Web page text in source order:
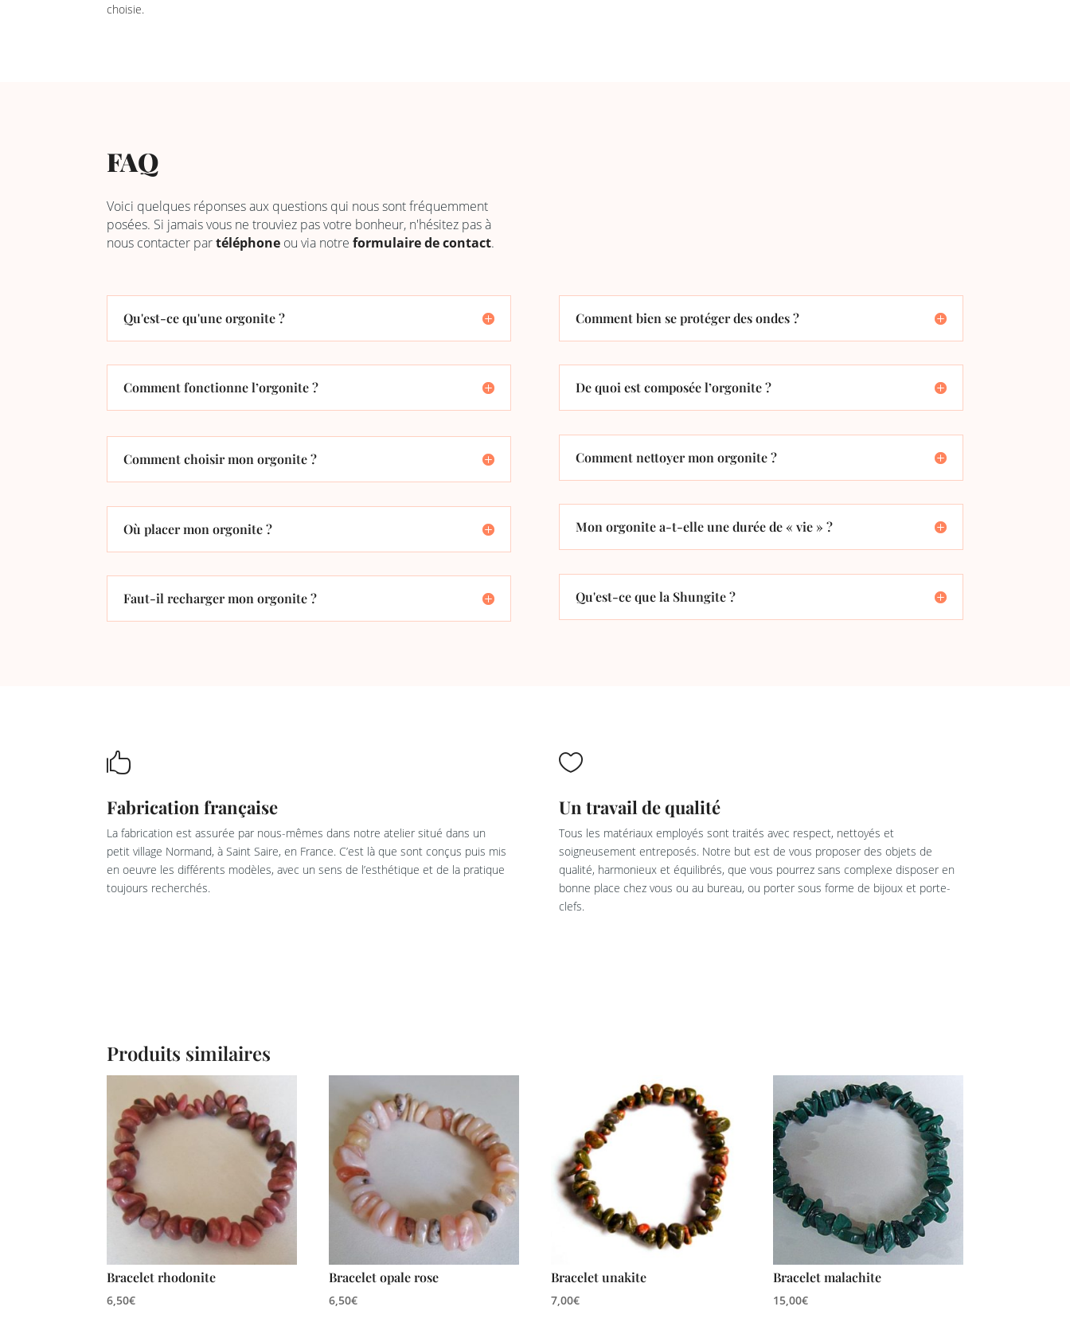
choisie.
FAQ
Voici quelques réponses aux questions qui nous sont fréquemment
posées. Si jamais vous ne trouviez pas votre bonheur, n'hésitez pas à
nous contacter partéléphone ou via notreformulaire de contact.
Qu'est-ce qu'une orgonite ?
Comment fonctionne l’orgonite ?
Comment choisir mon orgonite ?
Où placer mon orgonite ?
Faut-il recharger mon orgonite ?
Comment bien se protéger des ondes ?
De quoi est composée l’orgonite ?
Comment nettoyer mon orgonite ?
Mon orgonite a-t-elle une durée de « vie » ?
Qu'est-ce que la Shungite ?

Fabrication française
La fabrication est assurée par nous-mêmes dans notre atelier situé dans un
petit village Normand, à Saint Saire, en France. C’est là que sont conçus puis mis
en oeuvre les différents modèles, avec un sens de l’esthétique et de la pratique
toujours recherchés.

Un travail de qualité
Tous les matériaux employés sont traités avec respect, nettoyés et
soigneusement entreposés. Notre but est de vous proposer des objets de
qualité, harmonieux et équilibrés, que vous pourrez sans complexe disposer en
bonne place chez vous ou au bureau, ou porter sous forme de bijoux et porte-
clefs.
Produits similaires
Bracelet rhodonite
6,50€
Bracelet opale rose
6,50€
Bracelet unakite
7,00€
Bracelet malachite
15,00€